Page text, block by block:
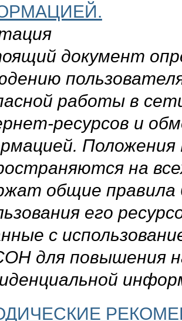
документ
работы в
ресурсов и
Положения
на
общие
его
с
для повышения